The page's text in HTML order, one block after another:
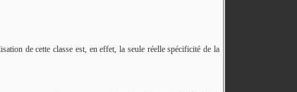
de cette classe est, en effet, la seule réelle spécificité de la